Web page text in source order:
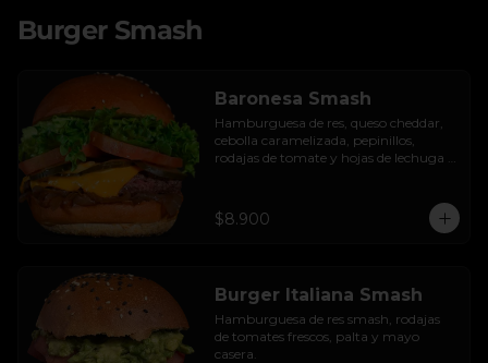
Burger Smash
Baronesa Smash
Hamburguesa de res, queso cheddar,
cebolla caramelizada, pepinillos,
rodajas de tomate y hojas de lechuga
$8.900
Burger Italiana Smash
Hamburguesa de res smash, rodajas
de tomates frescos, palta y mayo
casera.